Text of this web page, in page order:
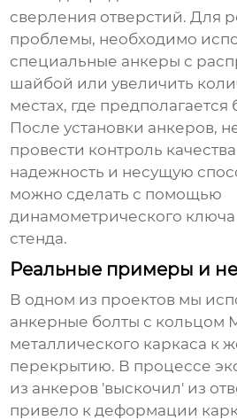
сверления отверстий. Для
проблемы, необходимо
специальные анкеры с
шайбой или увеличить
местах, где предполагается
После установки анкеров,
провести контроль
надежность и несущую
можно сделать с помощью
динамометрического ключа
стенда.
Реальные примеры и
В одном из проектов мы
анкерные болты с кольцом
металлического каркаса к
перекрытию. В процессе
из анкеров 'выскочил' из
привело к деформации